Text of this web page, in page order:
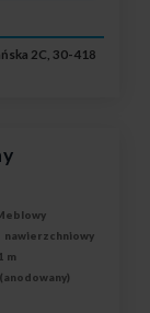
2C, 30-418
nawierzchniowy
1 m